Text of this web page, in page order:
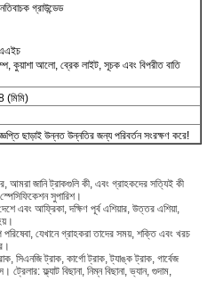
গ্রাউন্ডেড
কুয়াশা আলো, ব্রেক লাইট, সূচক এবং বিপরীত বাতি
ছাড়াই উন্নত উন্নতির জন্য পরিবর্তন সংরক্ষণ করে!
আমরা জানি ট্রাকগুলি কী, এবং গ্রাহকদের সত্যিই কী
সুপারিশ।
এবং আফ্রিকা, দক্ষিণ পূর্ব এশিয়ার, উত্তর এশিয়া,
যেখানে গ্রাহকরা তাদের সময়, শক্তি এবং খরচ
সিএনজি ট্রাক, কার্গো ট্রাক, ট্যাঙ্ক ট্রাক, গার্বেজ
ফ্ল্যাট বিছানা, নিম্ন বিছানা, ভ্যান, গুদাম,